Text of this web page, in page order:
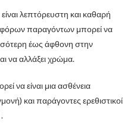
λεπτόρευστη και καθαρή
παραγόντων μπορεί να
έως άφθονη στην
να αλλάξει χρώμα.
να είναι μια ασθένεια
και παράγοντες ερεθιστικοί